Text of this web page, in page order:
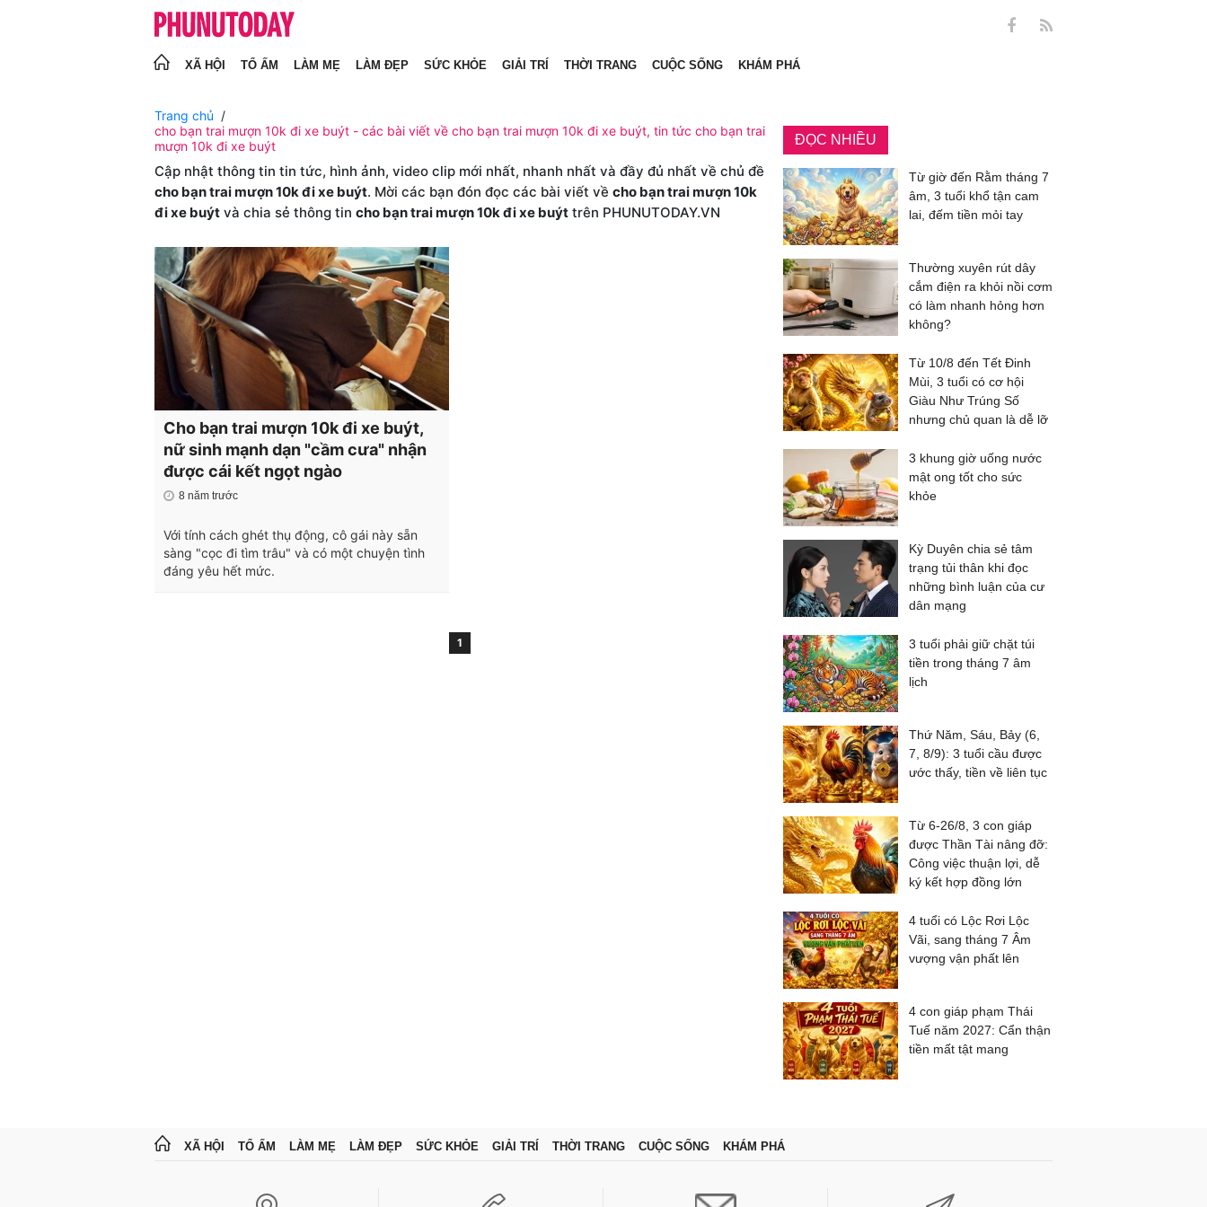
XÃ HỘI TỔ ẤM LÀM MẸ LÀM ĐẸP SỨC KHỎE GIẢI TRÍ THỜI TRANG CUỘC SỐNG KHÁM PHÁ
Trang chủ
cho bạn trai mượn 10k đi xe buýt - các bài viết về cho bạn trai mượn 10k đi xe buýt, tin tức cho bạn trai
mượn 10k đi xe buýt
Cập nhật thông tin tin tức, hình ảnh, video clip mới nhất, nhanh nhất và đầy đủ nhất về chủ đề
cho bạn trai mượn 10k đi xe buýt. Mời các bạn đón đọc các bài viết về cho bạn trai mượn 10k
đi xe buýt và chia sẻ thông tin cho bạn trai mượn 10k đi xe buýt trên PHUNUTODAY.VN
Cho bạn trai mượn 10k đi xe buýt,
nữ sinh mạnh dạn "cầm cưa" nhận
được cái kết ngọt ngào
8 năm trước
Với tính cách ghét thụ động, cô gái này sẵn
sàng "cọc đi tìm trâu" và có một chuyện tình
đáng yêu hết mức.
1
ĐỌC NHIỀU
Từ giờ đến Rằm tháng 7
âm, 3 tuổi khổ tận cam
lai, đếm tiền mỏi tay
Thường xuyên rút dây
cắm điện ra khỏi nồi cơm
có làm nhanh hỏng hơn
không?
Từ 10/8 đến Tết Đinh
Mùi, 3 tuổi có cơ hội
Giàu Như Trúng Số
nhưng chủ quan là dễ lỡ
3 khung giờ uống nước
mật ong tốt cho sức
khỏe
Kỳ Duyên chia sẻ tâm
trạng tủi thân khi đọc
những bình luận của cư
dân mạng
3 tuổi phải giữ chặt túi
tiền trong tháng 7 âm
lịch
Thứ Năm, Sáu, Bảy (6,
7, 8/9): 3 tuổi cầu được
ước thấy, tiền về liên tục
Từ 6-26/8, 3 con giáp
được Thần Tài nâng đỡ:
Công việc thuận lợi, dễ
ký kết hợp đồng lớn
4 tuổi có Lộc Rơi Lộc
Vãi, sang tháng 7 Âm
vượng vận phất lên
4 con giáp phạm Thái
Tuế năm 2027: Cẩn thận
tiền mất tật mang
XÃ HỘI TỔ ẤM LÀM MẸ LÀM ĐẸP SỨC KHỎE GIẢI TRÍ THỜI TRANG CUỘC SỐNG KHÁM PHÁ